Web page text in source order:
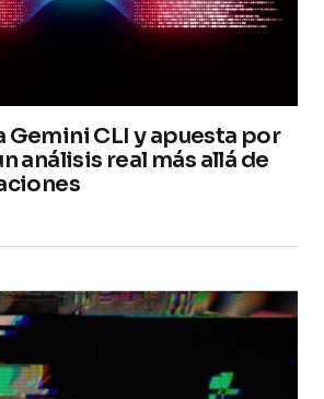
CLI y apuesta por
análisis real más allá de